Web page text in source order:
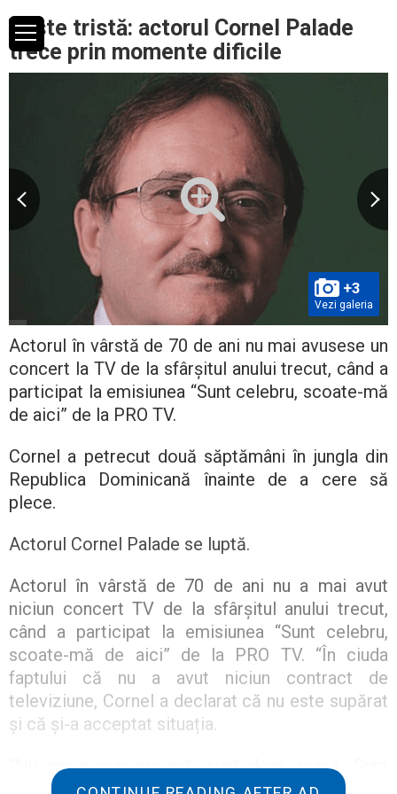
Veste tristă: actorul Cornel Palade
trece prin momente dificile
+3
Vezi galeria
Actorul în vârstă de 70 de ani nu mai avusese un
concert la TV de la sfârșitul anului trecut, când a
participat la emisiunea “Sunt celebru, scoate-mă
de aici” de la PRO TV.
Cornel a petrecut două săptămâni în jungla din
Republica Dominicană înainte de a cere să
plece.
Actorul Cornel Palade se luptă.
Actorul în vârstă de 70 de ani nu a mai avut
niciun concert TV de la sfârșitul anului trecut,
când a participat la emisiunea “Sunt celebru,
scoate-mă de aici” de la PRO TV. “În ciuda
faptului că nu a avut niciun contract de
televiziune, Cornel a declarat că nu este supărat
și că și-a acceptat situația.
“Nu am niciun proiect, sunt doar acasă. Sunt
pensionar și duc o viață liniștită. Și domnul